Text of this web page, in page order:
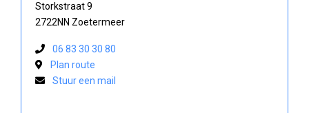
Storkstraat 9
2722NN Zoetermeer
06 83 30 30 80
Plan route
Stuur een mail